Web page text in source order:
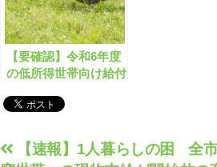
【要確認】令和6年度
の低所得世帯向け給付
す！1世帯10万円
投
全
【速報】1人暮らしの困